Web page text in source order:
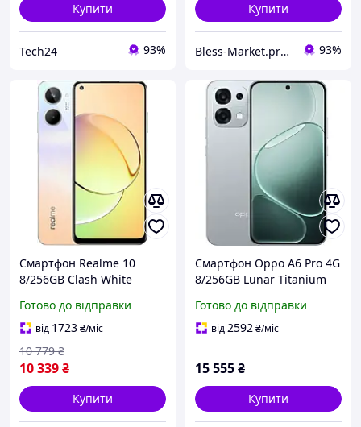
Купити
Tech24 93%
Купити
Bless-Market.prom.ua 93%
Смартфон Realme 10
8/256GB Clash White
Helio G99, Super AMOLED
6.4", 5000mAh
Готово до відправки
від 1723₴/міс
10 339₴
10 779 ₴
Купити
Смартфон Oppo A6 Pro 4G
8/256GB Lunar Titanium
Готово до відправки
від2592₴/міс
15 555₴
Купити